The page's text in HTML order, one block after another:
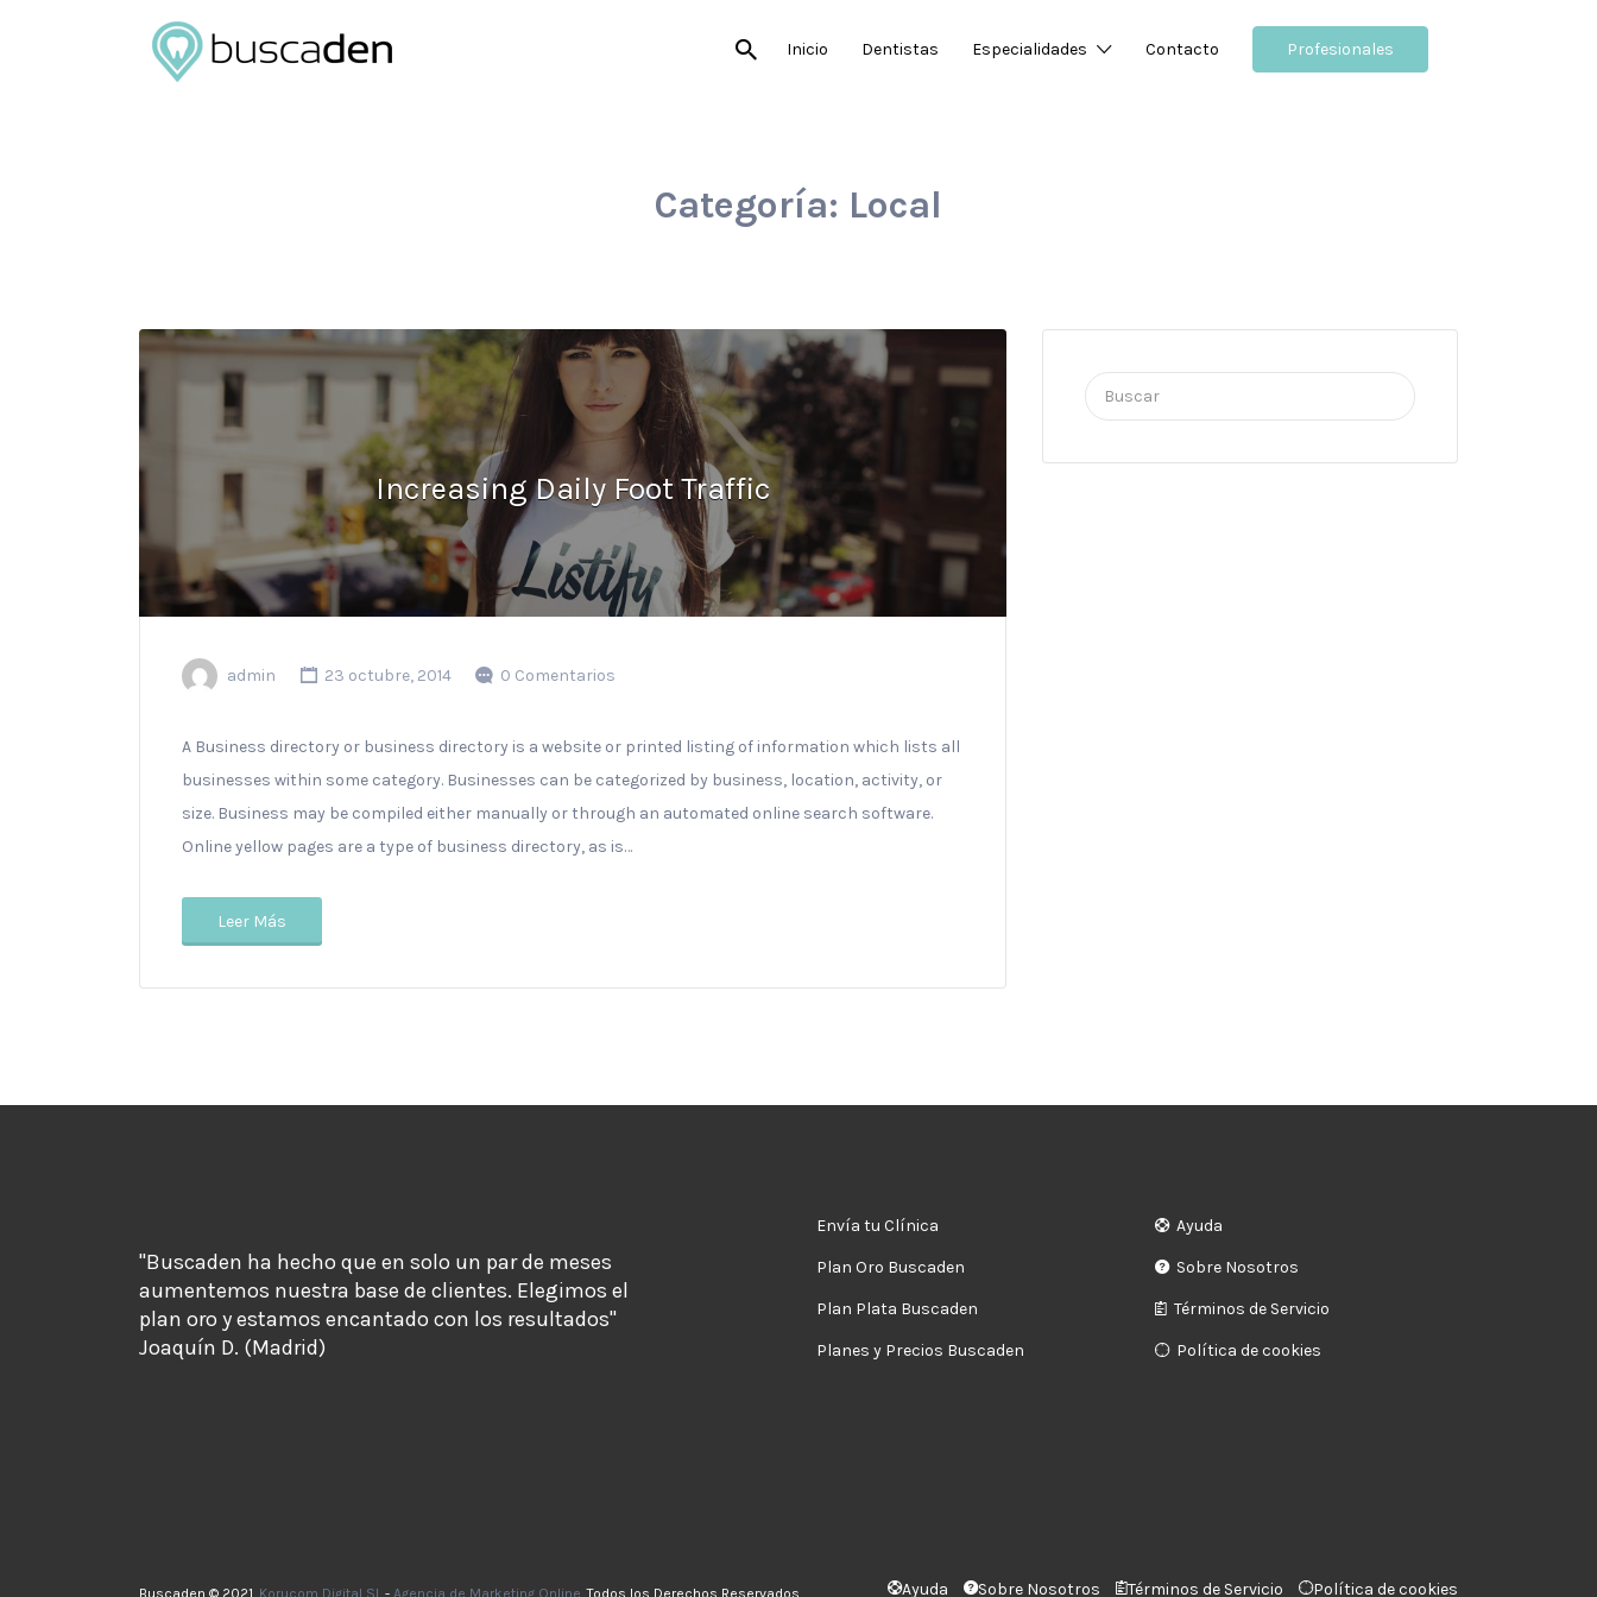
Inicio Dentistas Especialidades Contacto Profesionales
Buscar
por:
Categoría: Local
Increasing Daily Foot Traffic
admin 23 octubre, 2014 0 Comentarios
A Business directory or business directory is a website or printed listing of information which lists all
businesses within some category. Businesses can be categorized by business, location, activity, or
size. Business may be compiled either manually or through an automated online search software.
Online yellow pages are a type of business directory, as is…
Leer Más
Buscar
por:
"Buscaden ha hecho que en solo un par de meses
aumentemos nuestra base de clientes. Elegimos el
plan oro y estamos encantado con los resultados"
Joaquín D. (Madrid)
Envía tu Clínica
Plan Oro Buscaden
Plan Plata Buscaden
Planes y Precios Buscaden
Ayuda
Sobre Nosotros
Términos de Servicio
Política de cookies
Buscaden © 2021. Korucom Digital SL - Agencia de Marketing Online . Todos los Derechos Reservados. Ayuda Sobre Nosotros Términos de Servicio Política de cookies